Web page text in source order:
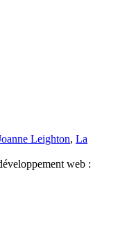
Leighton, La
web :